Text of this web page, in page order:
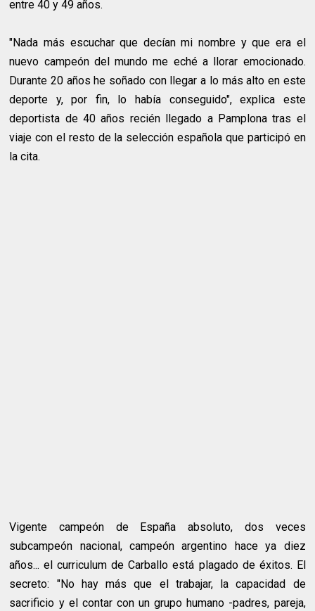
entre 40 y 49 años.
"Nada más escuchar que decían mi nombre y que era el
nuevo campeón del mundo me eché a llorar emocionado.
Durante 20 años he soñado con llegar a lo más alto en este
deporte y, por fin, lo había conseguido", explica este
deportista de 40 años recién llegado a Pamplona tras el
viaje con el resto de la selección española que participó en
la cita.
Vigente campeón de España absoluto, dos veces
subcampeón nacional, campeón argentino hace ya diez
años... el curriculum de Carballo está plagado de éxitos. El
secreto: "No hay más que el trabajar, la capacidad de
sacrificio y el contar con un grupo humano -padres, pareja,